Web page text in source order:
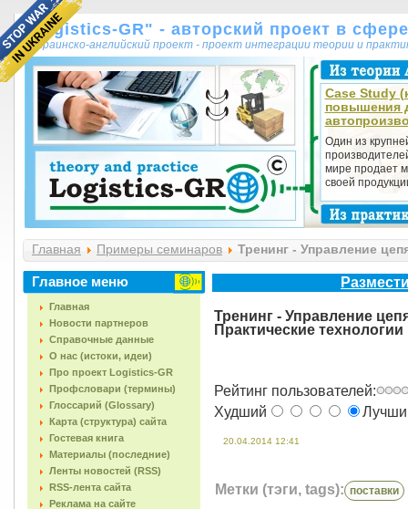
"Logistics-GR" - авторский проект в
украинско-английский проект - проект интеграции теории и
Case Study
повышения
Один из
мире продает
своей
Главная Примеры семинаров Тренинг - Управление
Главное меню
Главная
Новости партнеров
Справочные данные
О нас (истоки, идеи)
Про проект Logistics-GR
Профсловари (термины)
Глоссарий (Glossary)
Карта (структура) сайта
Гостевая книга
Материалы (последние)
Ленты новостей (RSS)
RSS-лента сайта
Реклама на сайте
Тренинг - Управление
Практические технологии
Рейтинг пользователей:
Худший
20.04.2014 12:41
Метки (тэги, tags): поставки